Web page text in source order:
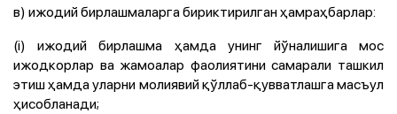
в) ижодий бирлашмаларга бириктирилган ҳамраҳбарлар:
(i) ижодий бирлашма ҳамда унинг йўналишига мос
ижодкорлар ва жамоалар фаолиятини самарали ташкил
этиш ҳамда уларни молиявий қўллаб-қувватлашга масъул
ҳисобланади;